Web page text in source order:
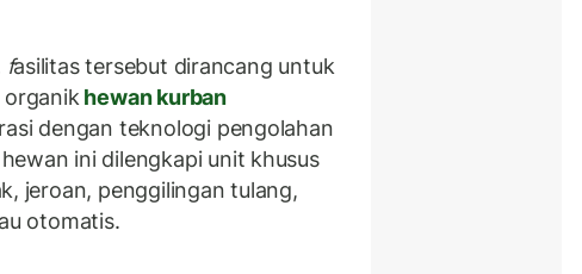
fasilitas tersebut dirancang untuk
organik hewan kurban
dengan teknologi pengolahan
ini dilengkapi unit khusus
jeroan, penggilingan tulang,
otomatis.